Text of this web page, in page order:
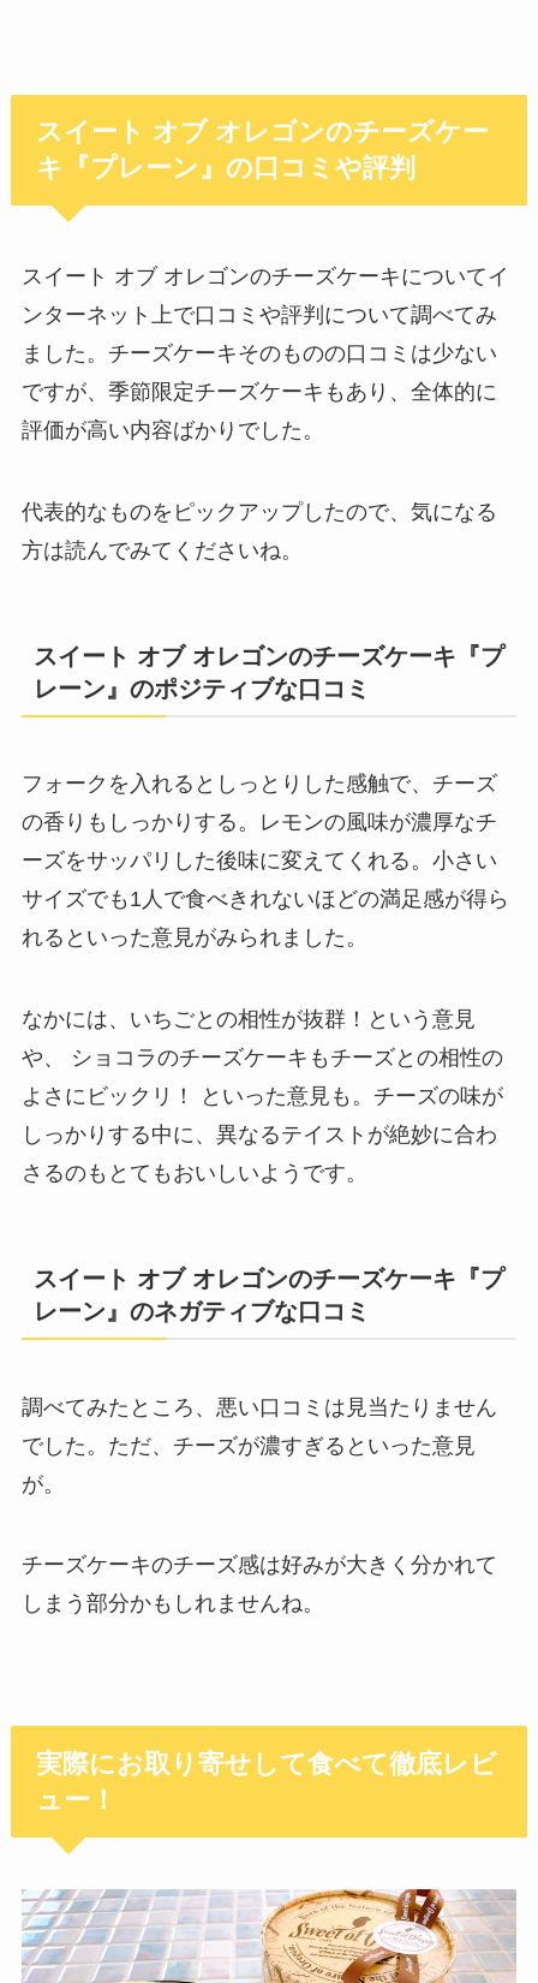
スイート オブ オレゴンのチーズケー
キ『プレーン』の口コミや評判
スイート オブ オレゴンのチーズケーキについてイ
ンターネット上で口コミや評判について調べてみ
ました。チーズケーキそのものの口コミは少ない
ですが、季節限定チーズケーキもあり、全体的に
評価が高い内容ばかりでした。
代表的なものをピックアップしたので、気になる
方は読んでみてくださいね。
スイート オブ オレゴンのチーズケーキ『プ
レーン』のポジティブな口コミ
フォークを入れるとしっとりした感触で、チーズ
の香りもしっかりする。レモンの風味が濃厚なチ
ーズをサッパリした後味に変えてくれる。小さい
サイズでも1人で食べきれないほどの満足感が得ら
れるといった意見がみられました。
なかには、いちごとの相性が抜群！という意見
や、 ショコラのチーズケーキもチーズとの相性の
よさにビックリ！ といった意見も。チーズの味が
しっかりする中に、異なるテイストが絶妙に合わ
さるのもとてもおいしいようです。
スイート オブ オレゴンのチーズケーキ『プ
レーン』のネガティブな口コミ
調べてみたところ、悪い口コミは見当たりません
でした。ただ、チーズが濃すぎるといった意見
が。
チーズケーキのチーズ感は好みが大きく分かれて
しまう部分かもしれませんね。
実際にお取り寄せして食べて徹底レビ
ュー！